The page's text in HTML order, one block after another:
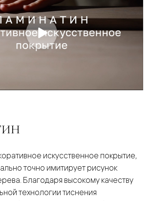
искусственное покрытие,
точно имитирует рисунок
Благодаря высокому качеству
технологии тиснения